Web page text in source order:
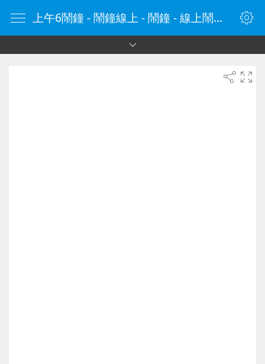
上午6鬧鐘 - 鬧鐘線上 - 鬧鐘 - 線上鬧鐘 - 在線鬧鐘 - 鬧鐘在線 - naozhong.tw